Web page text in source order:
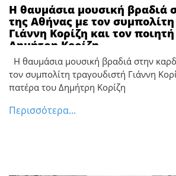
Η θαυμάσια μουσική βραδιά
της Αθήνας με τον
Γιάννη Κορίζη και τον
Δημήτρη Κορίζη
Η θαυμάσια μουσική βραδιά στην
τον συμπολίτη τραγουδιστή Γιάννη
πατέρα του Δημήτρη Κορίζη
Περισσότερα...